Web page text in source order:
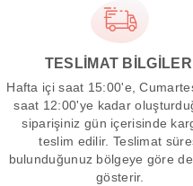
TESLİMAT BİLGİLERİ
Hafta içi saat 15:00'e,
saat 12:00'ye kadar
siparişiniz gün içerisinde
teslim edilir. Teslimat
bulunduğunuz bölgeye göre
gösterir.